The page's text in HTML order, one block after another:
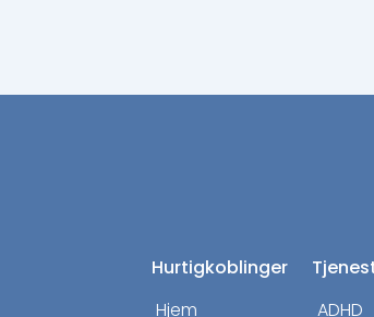
Hurtigkoblinger
Hjem
ADHD